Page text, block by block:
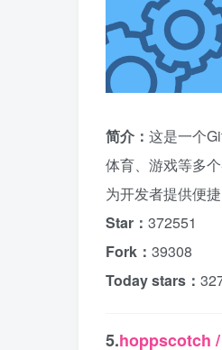
简介： 这是一个
体育、游戏等多
为开发者提供便
Star： 372551
Fork： 39308
Today stars：
5.hoppscotch